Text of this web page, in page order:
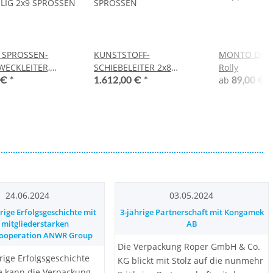
2x9 SPROSSEN
*
KUNSTSTOFF-
SCHIEBELEITER 2x8
SPROSSEN
1.612,00 € *
MONTO
Rolly
ab 89,00 €
24.06.2024
Erfolgsgeschichte mit
ANWR Group
Erfolgsgeschichte
03.05.2024
3-jährige Partnerschaft mit Kongamek
AB
Die Verpackung Roper GmbH & Co.
KG blickt mit Stolz auf die nunmehr